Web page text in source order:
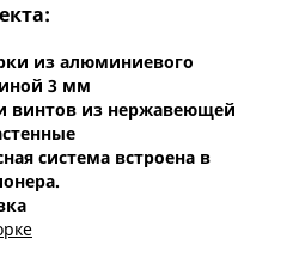
из алюминиевого
3 мм
винтов из нержавеющей
система встроена в